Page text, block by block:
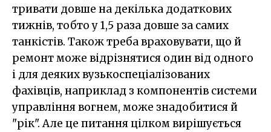
тривати довше на декілька додаткових
тижнів, тобто у 1,5 раза довше за самих
танкістів. Також треба враховувати, що й
ремонт може відрізнятися один від одного
і для деяких вузькоспеціалізованих
фахівців, наприклад з компонентів системи
управління вогнем, може знадобитися й
"рік". Але це питання цілком вирішується